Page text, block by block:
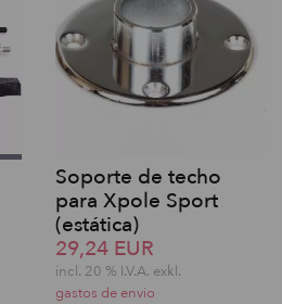
Soporte de techo
para Xpole Sport
(estática)
29,24 EUR
incl. 20 % I.V.A. exkl.
gastos de envio